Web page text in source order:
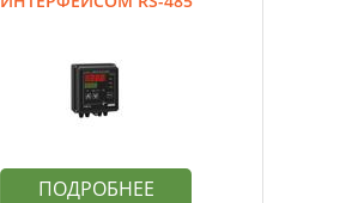
ПОДРОБНЕЕ